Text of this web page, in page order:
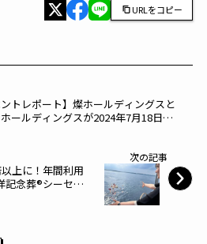
URLをコピー
ントレポート】燦ホールディングスと
ールディングスが2024年7月18日に
次の記事
上に！年間利用
記念葬®シーセレ